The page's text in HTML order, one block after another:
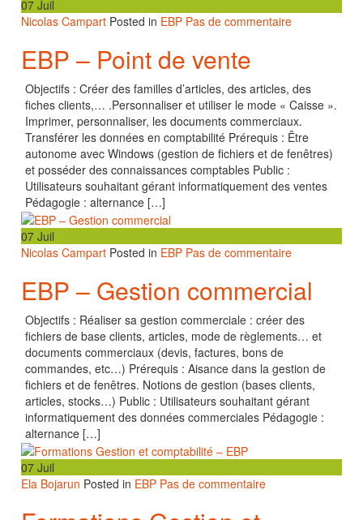
07 Juil
Nicolas Campart Posted in EBP Pas de commentaire
EBP – Point de vente
Objectifs : Créer des familles d’articles, des articles, des
fiches clients,… .Personnaliser et utiliser le mode « Caisse ».
Imprimer, personnaliser, les documents commerciaux.
Transférer les données en comptabilité Prérequis : Être
autonome avec Windows (gestion de fichiers et de fenêtres)
et posséder des connaissances comptables Public :
Utilisateurs souhaitant gérant informatiquement des ventes
Pédagogie : alternance […]
07 Juil
Nicolas Campart Posted in EBP Pas de commentaire
EBP – Gestion commercial
Objectifs : Réaliser sa gestion commerciale : créer des
fichiers de base clients, articles, mode de règlements… et
documents commerciaux (devis, factures, bons de
commandes, etc…) Prérequis : Aisance dans la gestion de
fichiers et de fenêtres. Notions de gestion (bases clients,
articles, stocks…) Public : Utilisateurs souhaitant gérant
informatiquement des données commerciales Pédagogie :
alternance […]
07 Juil
Ela Bojarun Posted in EBP Pas de commentaire